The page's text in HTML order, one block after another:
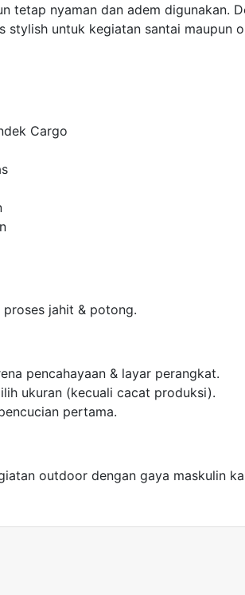
tetap nyaman dan adem digunakan.
stylish untuk kegiatan santai maupun
Cargo
jahit & potong.
pencahayaan & layar perangkat.
ukuran (kecuali cacat produksi).
pertama.
outdoor dengan gaya maskulin